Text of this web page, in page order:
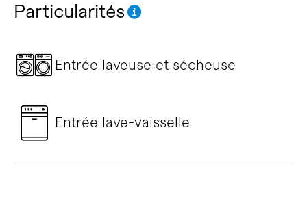
Particularités
Entrée laveuse et sécheuse
Entrée lave-vaisselle